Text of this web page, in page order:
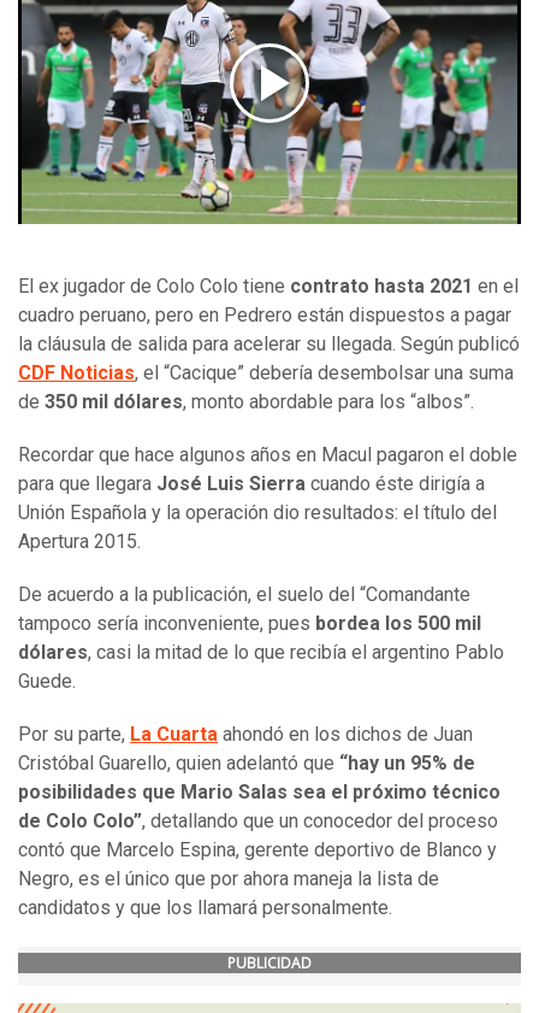
El ex jugador de Colo Colo tiene contrato hasta 2021 en el
cuadro peruano, pero en Pedrero están dispuestos a pagar
la cláusula de salida para acelerar su llegada. Según publicó
CDF Noticias, el “Cacique” debería desembolsar una suma
de 350 mil dólares, monto abordable para los “albos”.
Recordar que hace algunos años en Macul pagaron el doble
para que llegara José Luis Sierra cuando éste dirigía a
Unión Española y la operación dio resultados: el título del
Apertura 2015.
De acuerdo a la publicación, el suelo del “Comandante
tampoco sería inconveniente, pues bordea los 500 mil
dólares, casi la mitad de lo que recibía el argentino Pablo
Guede.
Por su parte, La Cuarta ahondó en los dichos de Juan
Cristóbal Guarello, quien adelantó que “hay un 95% de
posibilidades que Mario Salas sea el próximo técnico
de Colo Colo”, detallando que un conocedor del proceso
contó que Marcelo Espina, gerente deportivo de Blanco y
Negro, es el único que por ahora maneja la lista de
candidatos y que los llamará personalmente.
PUBLICIDAD